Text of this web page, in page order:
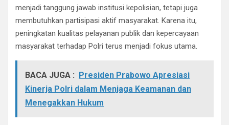
menjadi tanggung jawab institusi kepolisian, tetapi juga
membutuhkan partisipasi aktif masyarakat. Karena itu,
peningkatan kualitas pelayanan publik dan kepercayaan
masyarakat terhadap Polri terus menjadi fokus utama.
BACA JUGA : Presiden Prabowo Apresiasi
Kinerja Polri dalam Menjaga Keamanan dan
Menegakkan Hukum